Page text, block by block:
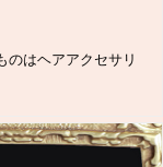
のはヘアアクセサリ